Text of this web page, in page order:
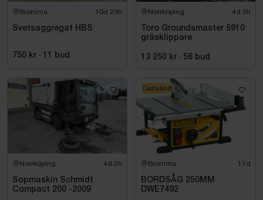
Bromma 10d 23h
Svetsaggregat HBS
750 kr · 11 bud
Norrköping 4d 2h
Toro Groundsmaster 5910
gräsklippare
13 250 kr · 56 bud
Norrköping 4d 2h
Sopmaskin Schmidt
Compact 200 -2009
Bromma 11d
BORDSÅG 250MM
DWE7492
Oanvänd